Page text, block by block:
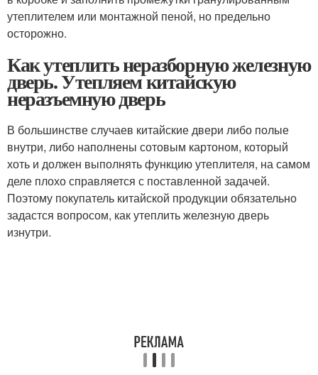
утеплителем или монтажной пеной, но предельно
осторожно.
Как утеплить неразборную железную
дверь. Утепляем китайскую
неразъемную дверь
В большинстве случаев китайские двери либо полые
внутри, либо наполнены сотовым картоном, который
хоть и должен выполнять функцию утеплителя, на самом
деле плохо справляется с поставленной задачей.
Поэтому покупатель китайской продукции обязательно
задастся вопросом, как утеплить железную дверь
изнутри.